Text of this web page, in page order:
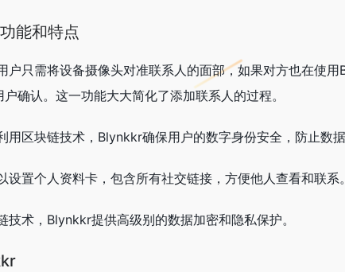
能和特点
户只需将设备摄像头对准联系人的面部，如果对方也在使
确认。这一功能大大简化了添加联系人的过程。
用区块链技术，Blynkkr确保用户的数字身份安全，防止数据
设置个人资料卡，包含所有社交链接，方便他人查看和联系。
技术，Blynkkr提供高级别的数据加密和隐私保护。